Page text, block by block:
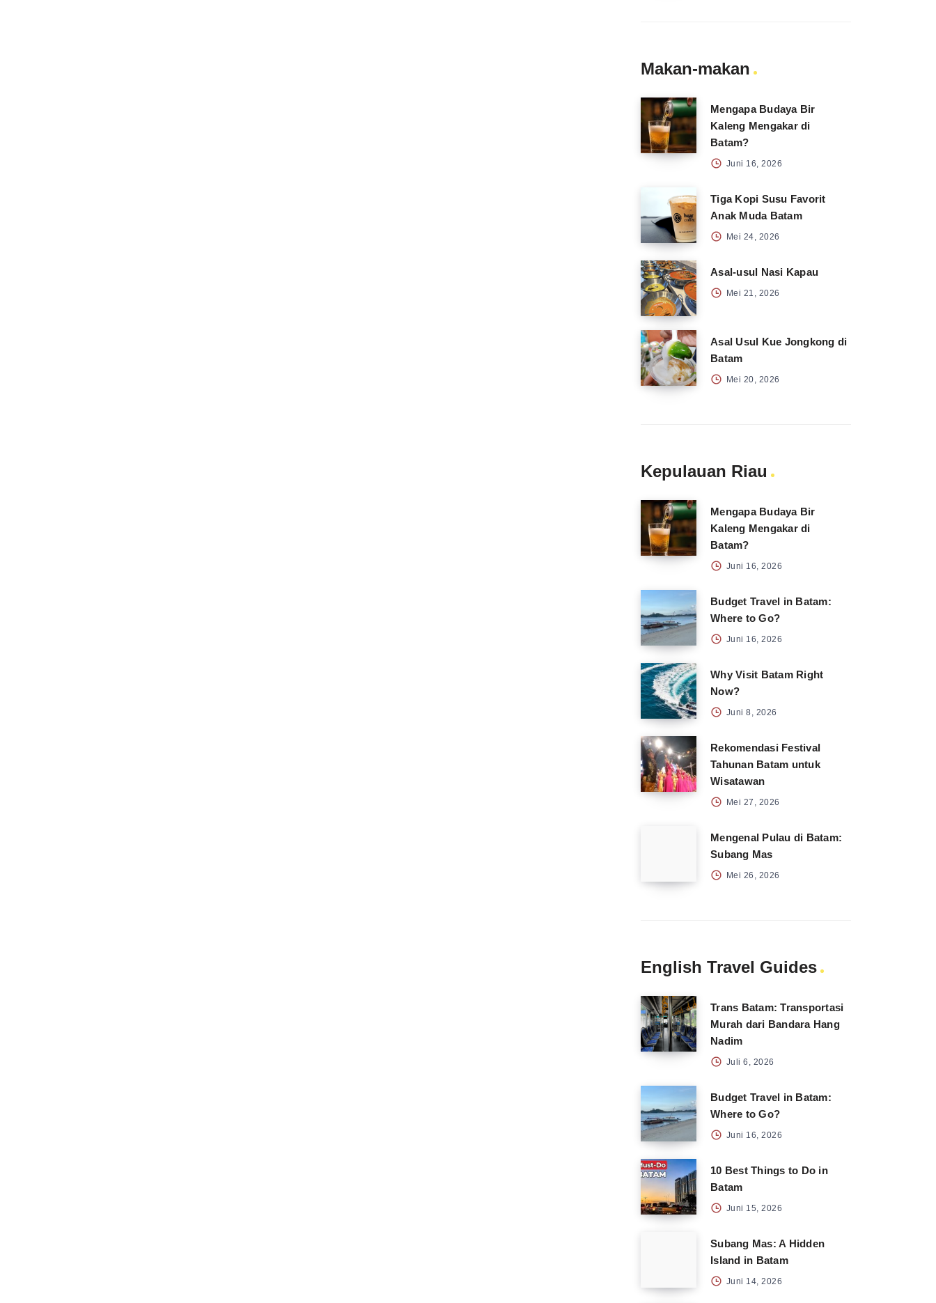
Makan-makan
Mengapa Budaya Bir
Kaleng Mengakar di
Batam?
Juni 16, 2026
Tiga Kopi Susu Favorit
Anak Muda Batam
Mei 24, 2026
Asal-usul Nasi Kapau
Mei 21, 2026
Asal Usul Kue Jongkong di
Batam
Mei 20, 2026
Kepulauan Riau
Mengapa Budaya Bir
Kaleng Mengakar di
Batam?
Juni 16, 2026
Budget Travel in Batam:
Where to Go?
Juni 16, 2026
Why Visit Batam Right
Now?
Juni 8, 2026
Rekomendasi Festival
Tahunan Batam untuk
Wisatawan
Mei 27, 2026
Mengenal Pulau di Batam:
Subang Mas
Mei 26, 2026
English Travel Guides
Trans Batam: Transportasi
Murah dari Bandara Hang
Nadim
Juli 6, 2026
Budget Travel in Batam:
Where to Go?
Juni 16, 2026
10 Best Things to Do in
Batam
Juni 15, 2026
Subang Mas: A Hidden
Island in Batam
Juni 14, 2026